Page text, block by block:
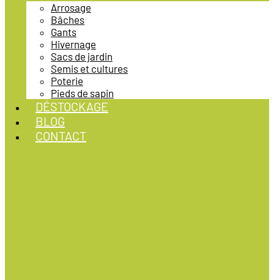
Arrosage
Bâches
Gants
Hivernage
Sacs de jardin
Semis et cultures
Poterie
Pieds de sapin
DÉSTOCKAGE
BLOG
CONTACT